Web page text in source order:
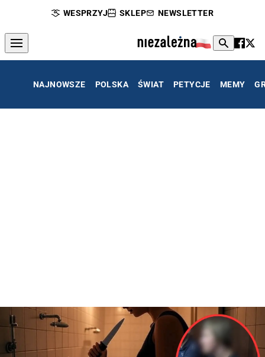
WESPRZYJ SKLEP NEWSLETTER
NAJNOWSZE POLSKA ŚWIAT PETYCJE MEMY